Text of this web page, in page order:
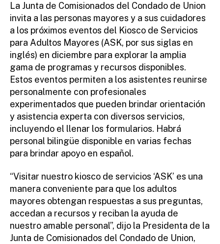
La Junta de Comisionados del Condado de Union
invita a las personas mayores y a sus cuidadores
a los próximos eventos del Kiosco de Servicios
para Adultos Mayores (ASK, por sus siglas en
inglés) en diciembre para explorar la amplia
gama de programas y recursos disponibles.
Estos eventos permiten a los asistentes reunirse
personalmente con profesionales
experimentados que pueden brindar orientación
y asistencia experta con diversos servicios,
incluyendo el llenar los formularios. Habrá
personal bilingüe disponible en varias fechas
para brindar apoyo en español.
“Visitar nuestro kiosco de servicios ‘ASK’ es una
manera conveniente para que los adultos
mayores obtengan respuestas a sus preguntas,
accedan a recursos y reciban la ayuda de
nuestro amable personal”, dijo la Presidenta de la
Junta de Comisionados del Condado de Union,